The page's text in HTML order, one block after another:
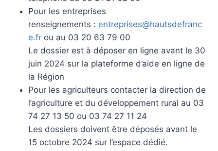
Pour les entreprises
renseignements : entreprises@hautsdefranc
e.fr ou au 03 20 63 79 00
Le dossier est à déposer en ligne avant le 30
juin 2024 sur la plateforme d’aide en ligne de
la Région
Pour les agriculteurs contacter la direction de
l’agriculture et du développement rural au 03
74 27 13 50 ou 03 74 27 11 24
Les dossiers doivent être déposés avant le
15 octobre 2024 sur l’espace dédié.